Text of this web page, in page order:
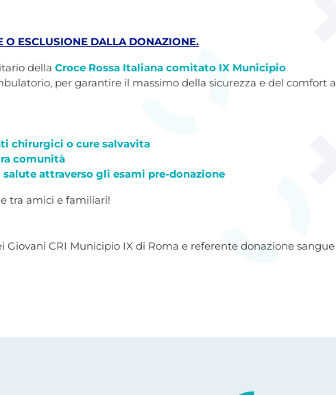
O ESCLUSIONE DALLA DONAZIONE.
della Croce Rossa Italiana comitato IX Municipio
per garantire il massimo della sicurezza e del comfort a
chirurgici o cure salvavita
comunità
attraverso gli esami pre-donazione
tra amici e familiari!
Giovani CRI Municipio IX di Roma e referente donazione sangue